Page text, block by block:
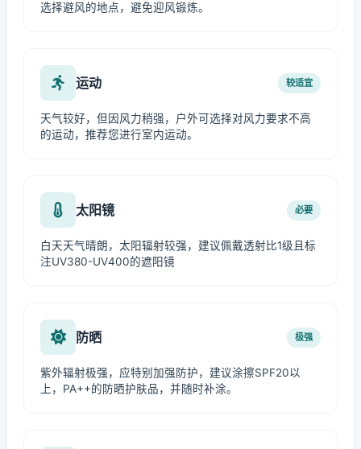
选择避风的地点，避免迎风锻炼。
运动 较适宜
天气较好，但因风力稍强，户外可选择对风力要求不高
的运动，推荐您进行室内运动。
太阳镜 必要
白天天气晴朗，太阳辐射较强，建议佩戴透射比1级且标
注UV380-UV400的遮阳镜
防晒 极强
紫外辐射极强，应特别加强防护，建议涂擦SPF20以
上，PA++的防晒护肤品，并随时补涂。